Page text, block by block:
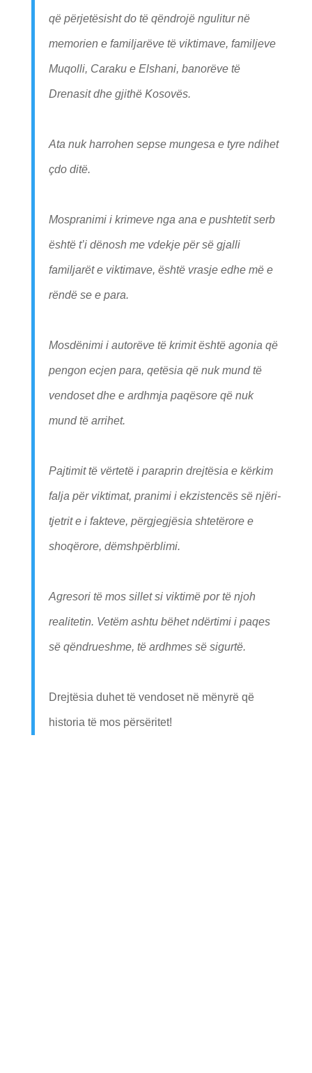
që përjetësisht do të qëndrojë ngulitur në
memorien e familjarëve të viktimave, familjeve
Muqolli, Caraku e Elshani, banorëve të
Drenasit dhe gjithë Kosovës.
Ata nuk harrohen sepse mungesa e tyre ndihet
çdo ditë.
Mospranimi i krimeve nga ana e pushtetit serb
është t’i dënosh me vdekje për së gjalli
familjarët e viktimave, është vrasje edhe më e
rëndë se e para.
Mosdënimi i autorëve të krimit është agonia që
pengon ecjen para, qetësia që nuk mund të
vendoset dhe e ardhmja paqësore që nuk
mund të arrihet.
Pajtimit të vërtetë i paraprin drejtësia e kërkim
falja për viktimat, pranimi i ekzistencës së njëri-
tjetrit e i fakteve, përgjegjësia shtetërore e
shoqërore, dëmshpërblimi.
Agresori të mos sillet si viktimë por të njoh
realitetin. Vetëm ashtu bëhet ndërtimi i paqes
së qëndrueshme, të ardhmes së sigurtë.
Drejtësia duhet të vendoset në mënyrë që
historia të mos përsëritet!